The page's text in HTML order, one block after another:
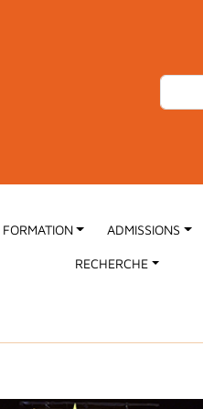
FORMATION ADMISSIONS
RECHERCHE